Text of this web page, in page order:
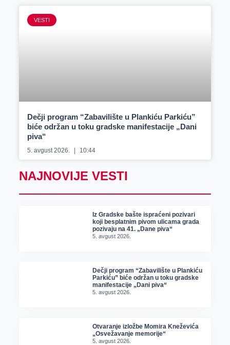
VESTI
Dečji program “Zabavilište u Plankiću Parkiću”
biće održan u toku gradske manifestacije „Dani
piva“
5. avgust 2026. 10:44
NAJNOVIJE VESTI
Iz Gradske bašte ispraćeni pozivari
koji besplatnim pivom ulicama grada
pozivaju na 41. „Dane piva“
5. avgust 2026.
Dečji program “Zabavilište u Plankiću
Parkiću” biće održan u toku gradske
manifestacije „Dani piva“
5. avgust 2026.
Otvaranje izložbe Momira Kneževića
„Osvežavanje memorije“
5. avgust 2026.